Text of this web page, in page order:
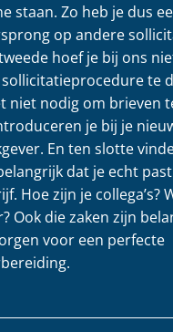
staan. Zo heb je dus
op andere
hoef je bij ons
te
niet nodig om brieven
je bij je
En ten slotte
dat je echt
Hoe zijn je collega’s?
Ook die zaken zijn
voor een perfecte